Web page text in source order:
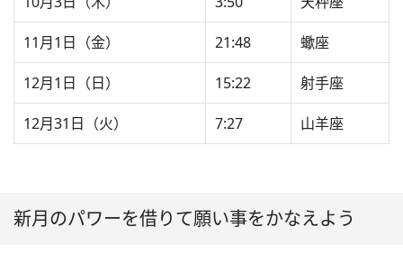
11月1日（金） 21:48 蠍座
12月1日（日） 15:22 射手座
12月31日（火） 7:27 山羊座
新月のパワーを借りて願い事をかなえよう